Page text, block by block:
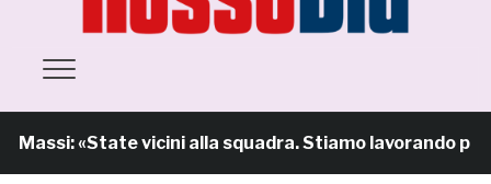
«State vicini alla squadra. Stiamo lavorando per